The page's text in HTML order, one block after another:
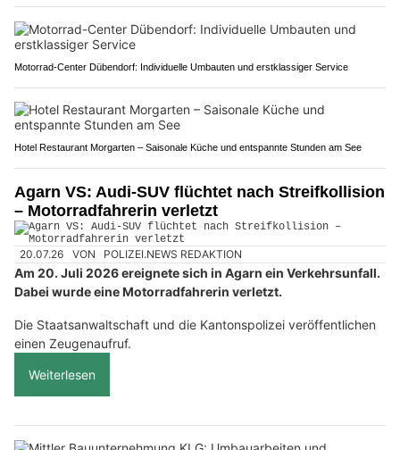
Motorrad-Center Dübendorf: Individuelle Umbauten und erstklassiger Service
Hotel Restaurant Morgarten – Saisonale Küche und entspannte Stunden am See
Agarn VS: Audi-SUV flüchtet nach Streifkollision
– Motorradfahrerin verletzt
20.07.26 VON POLIZEI.NEWS REDAKTION
Am 20. Juli 2026 ereignete sich in Agarn ein Verkehrsunfall.
Dabei wurde eine Motorradfahrerin verletzt.
Die Staatsanwaltschaft und die Kantonspolizei veröffentlichen
einen Zeugenaufruf.
Weiterlesen